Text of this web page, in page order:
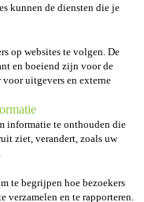
kunnen de diensten die je
op websites te volgen. De
en boeiend zijn voor de
uitgevers en externe
informatie te onthouden die
ziet, verandert, zoals uw
te begrijpen hoe bezoekers
verzamelen en te rapporteren.